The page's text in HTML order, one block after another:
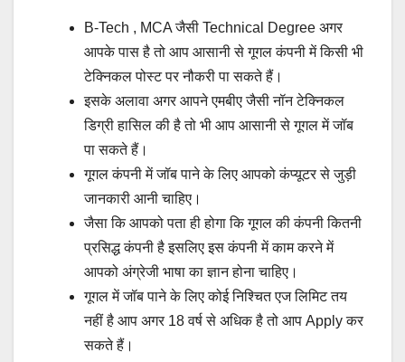
B-Tech , MCA जैसी Technical Degree अगर
आपके पास है तो आप आसानी से गूगल कंपनी में किसी भी
टेक्निकल पोस्ट पर नौकरी पा सकते हैं।
इसके अलावा अगर आपने एमबीए जैसी नॉन टेक्निकल
डिग्री हासिल की है तो भी आप आसानी से गूगल में जॉब
पा सकते हैं।
गूगल कंपनी में जॉब पाने के लिए आपको कंप्यूटर से जुड़ी
जानकारी आनी चाहिए।
जैसा कि आपको पता ही होगा कि गूगल की कंपनी कितनी
प्रसिद्ध कंपनी है इसलिए इस कंपनी में काम करने में
आपको अंग्रेजी भाषा का ज्ञान होना चाहिए।
गूगल में जॉब पाने के लिए कोई निश्चित एज लिमिट तय
नहीं है आप अगर 18 वर्ष से अधिक है तो आप Apply कर
सकते हैं।